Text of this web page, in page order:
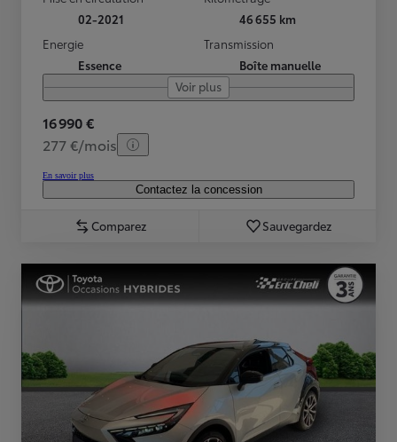
02-2021
46 655 km
Energie
Essence
Transmission
Boîte manuelle
Voir plus
16 990 €
277 €/mois
En savoir plus
Contactez la concession
Comparez Sauvegardez